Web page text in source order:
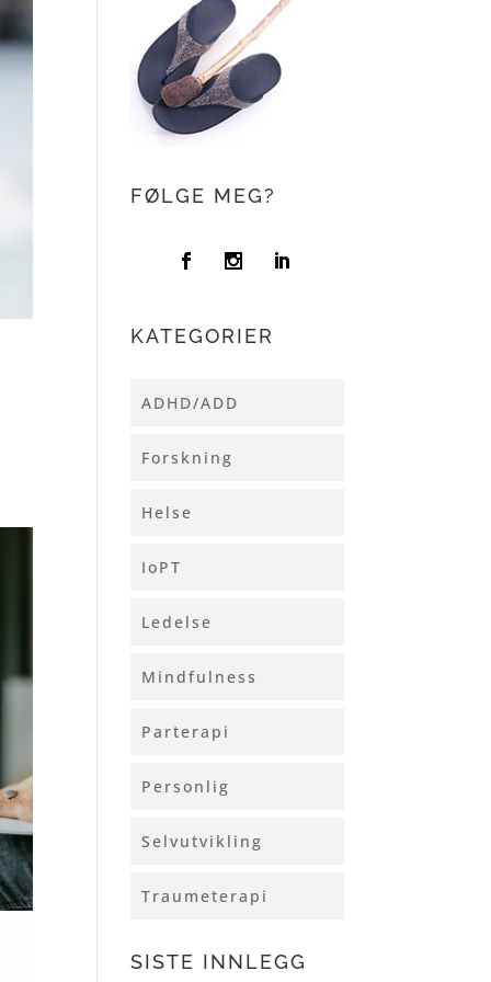
FØLGE MEG?
KATEGORIER
ADHD/ADD
Forskning
Helse
IoPT
Ledelse
Mindfulness
Parterapi
Personlig
Selvutvikling
Traumeterapi
SISTE INNLEGG